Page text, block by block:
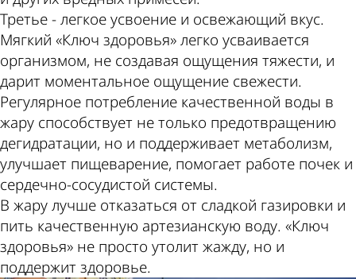
Третье - легкое усвоение и освежающий вкус.
Мягкий «Ключ здоровья» легко усваивается
организмом, не создавая ощущения тяжести, и
дарит моментальное ощущение свежести.
Регулярное потребление качественной воды в
жару способствует не только предотвращению
дегидратации, но и поддерживает метаболизм,
улучшает пищеварение, помогает работе почек и
сердечно-сосудистой системы.
В жару лучше отказаться от сладкой газировки и
пить качественную артезианскую воду. «Ключ
здоровья» не просто утолит жажду, но и
поддержит здоровье.